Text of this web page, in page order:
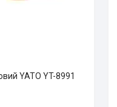
YATO YT-8991